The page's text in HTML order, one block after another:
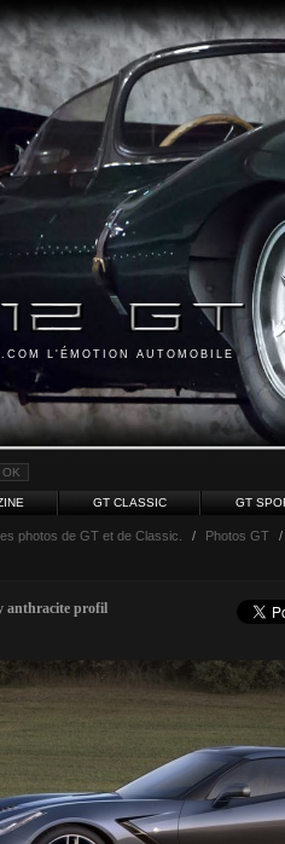
L'ÉMOTION AUTOMOBILE
GT CLASSIC GT
photos de GT et de Classic. / Photos GT /
anthracite profil